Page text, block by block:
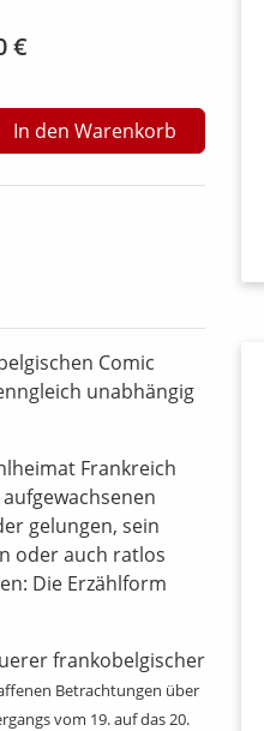
€
In den Warenkorb
Comic
unabhängig
Frankreich
gelungen, sein
oder auch ratlos
Die Erzählform
frankobelgischer
Betrachtungen über
vom 19. auf das 20.